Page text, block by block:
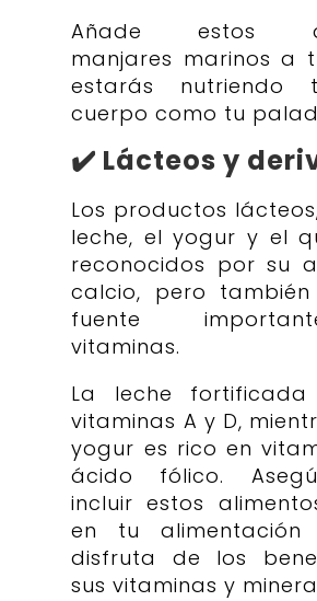
Añade estos
manjares marinos a
estarás nutriendo
cuerpo como tu
✔️ Lácteos y
Los productos
leche, el yogur y el
reconocidos por su
calcio, pero
fuente
vitaminas.
La leche fortificada
vitaminas A y D,
yogur es rico en
ácido fólico.
incluir estos
en tu
disfruta de los
sus vitaminas y